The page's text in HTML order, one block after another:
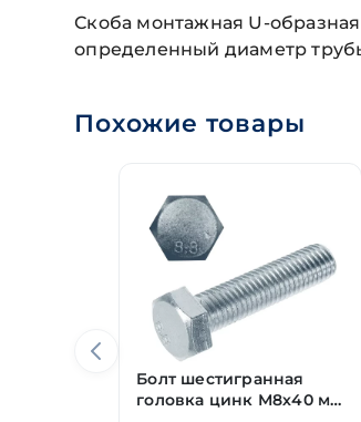
Скоба монтажная U-
определенный диаметр
Похожие товары
Болт шестигранная
головка цинк М8х40 мм